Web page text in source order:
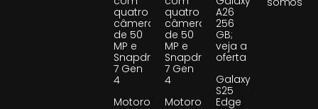
quatro
câmeras
de 50
MP e
Snapdragon
7 Gen
4
Motorola
quatro
câmeras
de 50
MP e
Snapdragon
7 Gen
4
Motorola
A26
256
GB;
veja a
oferta
Galaxy
S25
Edge